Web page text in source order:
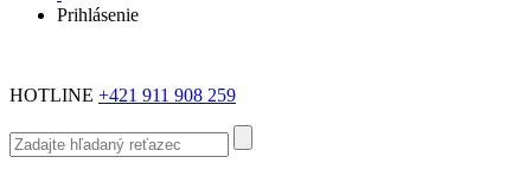
Prihlásenie
HOTLINE +421 911 908 259